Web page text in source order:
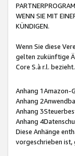
WENN SIE MIT
KÜNDIGEN.
Wenn Sie diese
gelten zukünftige
Core S.à r.l. bezieht.
Anhang 1Amazon-
Anhang
Anhang
Anhang
Diese Anhänge
vorgeschrieben ist,